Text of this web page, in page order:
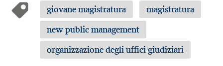
giovane magistratura
magistratura
new public management
organizzazione degli uffici giudiziari